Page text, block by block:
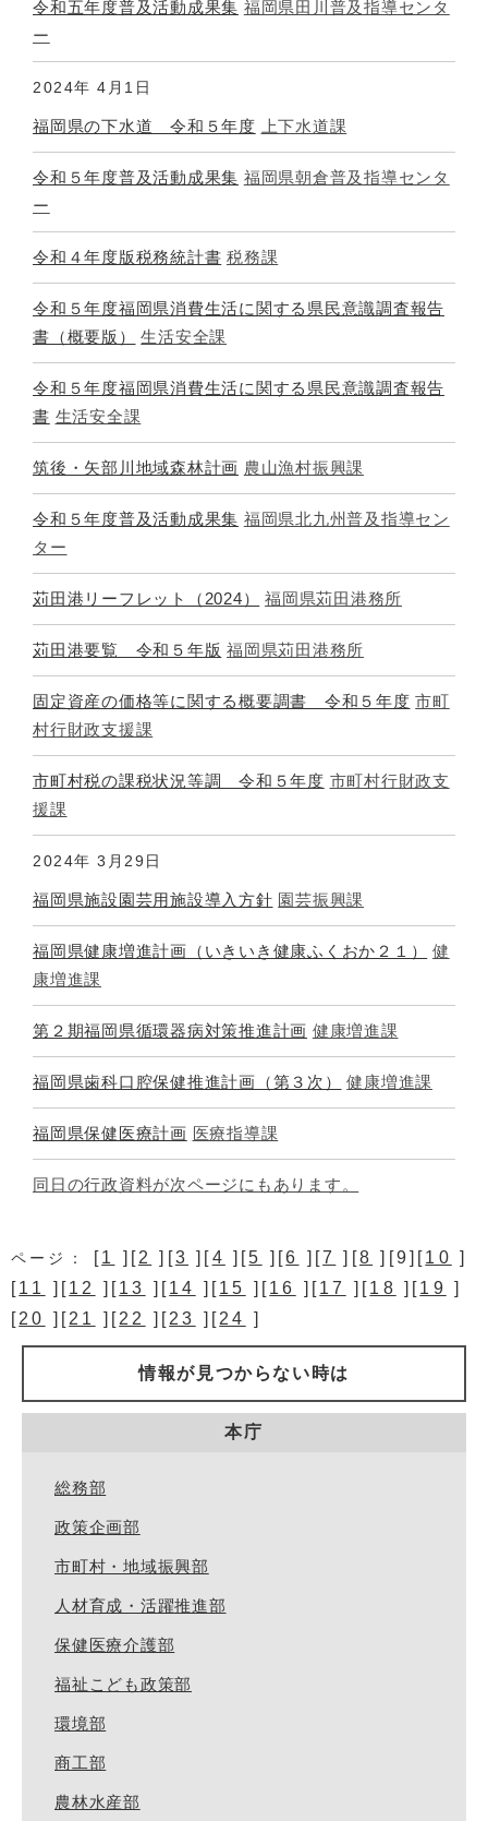
令和五年度普及活動成果集 福岡県田川普及指導センタ
ー
2024年 4月1日
福岡県の下水道 令和５年度 上下水道課
令和５年度普及活動成果集 福岡県朝倉普及指導センタ
ー
令和４年度版税務統計書 税務課
令和５年度福岡県消費生活に関する県民意識調査報告
書（概要版）
生活安全課
令和５年度福岡県消費生活に関する県民意識調査報告
書 生活安全課
筑後・矢部川地域森林計画 農山漁村振興課
令和５年度普及活動成果集 福岡県北九州普及指導セン
ター
苅田港リーフレット（2024） 福岡県苅田港務所
苅田港要覧 令和５年版 福岡県苅田港務所
固定資産の価格等に関する概要調書 令和５年度 市町
村行財政支援課
市町村税の課税状況等調 令和５年度 市町村行財政支
援課
2024年 3月29日
福岡県施設園芸用施設導入方針 園芸振興課
福岡県健康増進計画（いきいき健康ふくおか２１）
健
康増進課
第２期福岡県循環器病対策推進計画 健康増進課
福岡県歯科口腔保健推進計画（第３次） 健康増進課
福岡県保健医療計画 医療指導課
同日の行政資料が次ページにもあります。
ページ： [1 ][2 ][3 ][4 ][5 ][6 ][7 ][8 ][9][10 ]
[11 ][12 ][13 ][14 ][15 ][16 ][17 ][18 ][19 ]
[20 ][21 ][22 ][23 ][24 ]
情報が見つからない時は
本庁
総務部
政策企画部
市町村・地域振興部
人材育成・活躍推進部
保健医療介護部
福祉こども政策部
環境部
商工部
農林水産部